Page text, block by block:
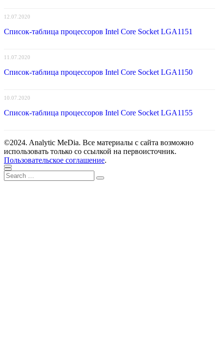
12.07.2020
Список-таблица процессоров Intel Core Socket LGA1151
11.07.2020
Список-таблица процессоров Intel Core Socket LGA1150
10.07.2020
Список-таблица процессоров Intel Core Socket LGA1155
©2024. Analytic MeDia. Все материалы с сайта возможно
использовать только со ссылкой на первоисточник.
Пользовательское соглашение.
Scroll
to
Close
Search
for:
Search